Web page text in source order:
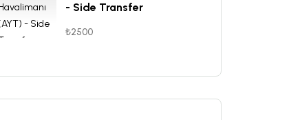
- Side Transfer
₺2500